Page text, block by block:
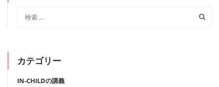
カテゴリー
IN-CHILDの講義